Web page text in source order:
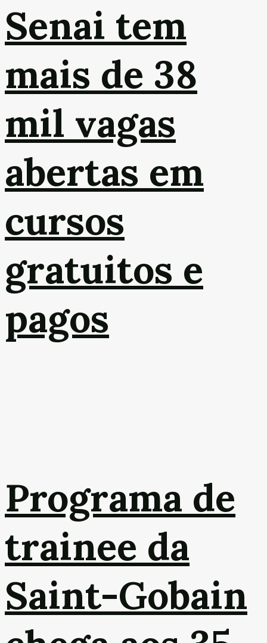
Senai tem
mais de 38
mil vagas
abertas em
cursos
gratuitos e
pagos
Programa de
trainee da
Saint-Gobain